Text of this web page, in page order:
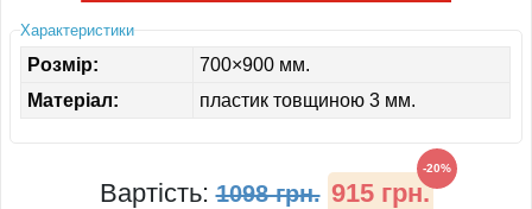
Характеристики
Розмір:
700×900 мм.
Матеріал:
пластик товщиною 3 мм.
Вартість: 1098 грн. 915 грн.
-20%